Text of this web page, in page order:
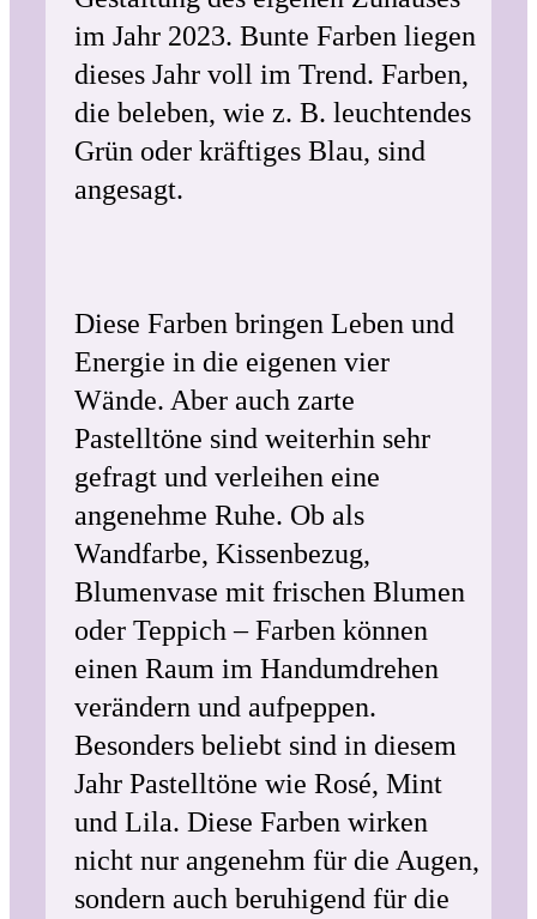
im Jahr 2023. Bunte Farben liegen
dieses Jahr voll im Trend. Farben,
die beleben, wie z. B. leuchtendes
Grün oder kräftiges Blau, sind
angesagt.
Diese Farben bringen Leben und
Energie in die eigenen vier
Wände. Aber auch zarte
Pastelltöne sind weiterhin sehr
gefragt und verleihen eine
angenehme Ruhe. Ob als
Wandfarbe, Kissenbezug,
Blumenvase mit frischen Blumen
oder Teppich – Farben können
einen Raum im Handumdrehen
verändern und aufpeppen.
Besonders beliebt sind in diesem
Jahr Pastelltöne wie Rosé, Mint
und Lila. Diese Farben wirken
nicht nur angenehm für die Augen,
sondern auch beruhigend für die